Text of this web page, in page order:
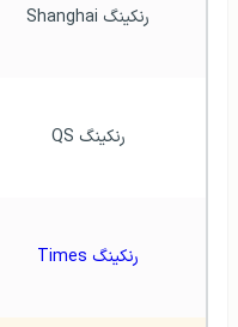
رنکینگ Shanghai
رنکینگ QS
رنکینگ Times